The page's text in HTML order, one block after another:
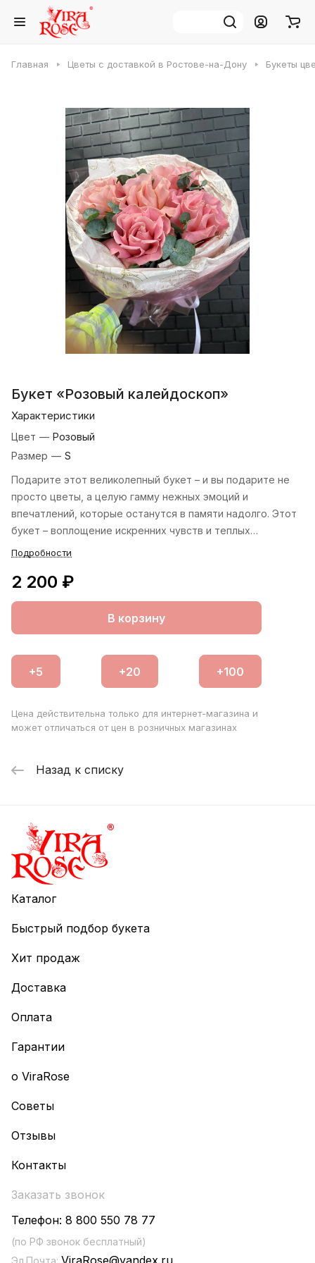
Главная Цветы с доставкой в Ростове-на-Дону Букеты
Букет «Розовый калейдоскоп»
Характеристики
Цвет — Розовый
Размер — S
Подарите этот великолепный букет – и вы подарите не
просто цветы, а целую гамму нежных эмоций и
впечатлений, которые останутся в памяти надолго. Этот
букет – воплощение искренних чувств и теплых
пожеланий, упакованных в изысканную цветочную
Подробности
2 200 ₽
В корзину
Цена действительна только для интернет-магазина и
может отличаться от цен в розничных магазинах
Назад к списку
Каталог
Быстрый подбор букета
Хит продаж
Доставка
Оплата
Гарантии
о ViraRose
Советы
Отзывы
Контакты
Заказать звонок
Телефон: 8 800 550 78 77
(по РФ звонок бесплатный)
Эл.Почта: